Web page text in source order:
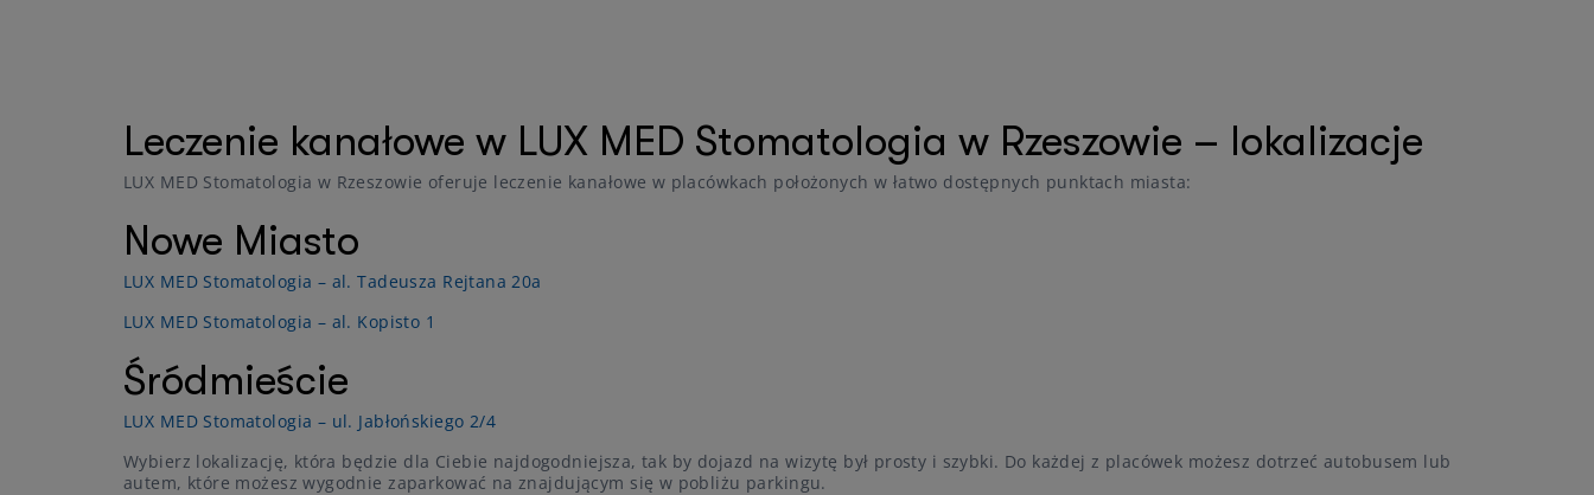
Leczenie kanałowe w LUX MED Stomatologia w Rzeszowie – lokalizacje
LUX MED Stomatologia w Rzeszowie oferuje leczenie kanałowe w placówkach położonych w łatwo dostępnych punktach miasta:
Nowe Miasto
LUX MED Stomatologia – al. Tadeusza Rejtana 20a
LUX MED Stomatologia – al. Kopisto 1
Śródmieście
LUX MED Stomatologia – ul. Jabłońskiego 2/4
Wybierz lokalizację, która będzie dla Ciebie najdogodniejsza, tak by dojazd na wizytę był prosty i szybki. Do każdej z placówek możesz dotrzeć autobusem lub
autem, które możesz wygodnie zaparkować na znajdującym się w pobliżu parkingu.